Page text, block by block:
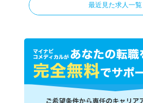
最近見た求人一覧